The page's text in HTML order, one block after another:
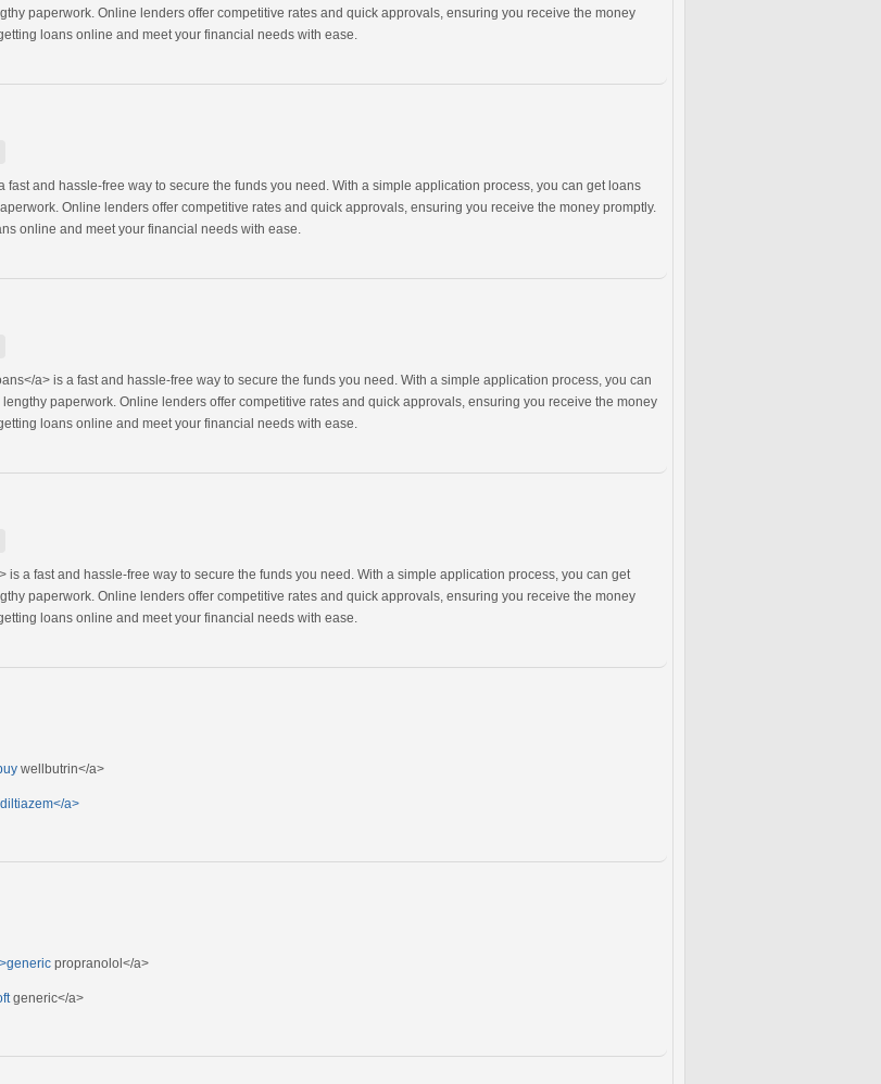
paperwork. Online lenders offer competitive rates and quick approvals, ensuring you receive the money
loans online and meet your financial needs with ease.
fast and hassle-free way to secure the funds you need. With a simple application process, you can get loans
Online lenders offer competitive rates and quick approvals, ensuring you receive the money promptly.
online and meet your financial needs with ease.
a> is a fast and hassle-free way to secure the funds you need. With a simple application process, you can
paperwork. Online lenders offer competitive rates and quick approvals, ensuring you receive the money
loans online and meet your financial needs with ease.
is a fast and hassle-free way to secure the funds you need. With a simple application process, you can get
paperwork. Online lenders offer competitive rates and quick approvals, ensuring you receive the money
loans online and meet your financial needs with ease.
wellbutrin</a>
a>
propranolol</a>
generic</a>